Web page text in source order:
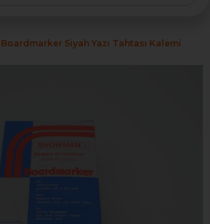
Siyah Yazı Tahtası Kalemi